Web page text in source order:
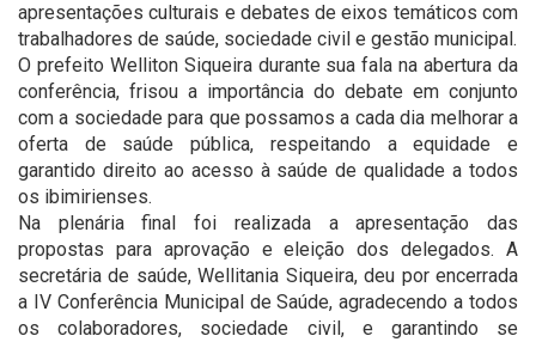
apresentações culturais e debates de eixos temáticos com
trabalhadores de saúde, sociedade civil e gestão municipal.
O prefeito Welliton Siqueira durante sua fala na abertura da
conferência, frisou a importância do debate em conjunto
com a sociedade para que possamos a cada dia melhorar a
oferta de saúde pública, respeitando a equidade e
garantido direito ao acesso à saúde de qualidade a todos
os ibimirienses.
Na plenária final foi realizada a apresentação das
propostas para aprovação e eleição dos delegados. A
secretária de saúde, Wellitania Siqueira, deu por encerrada
a IV Conferência Municipal de Saúde, agradecendo a todos
os colaboradores, sociedade civil, e garantindo se